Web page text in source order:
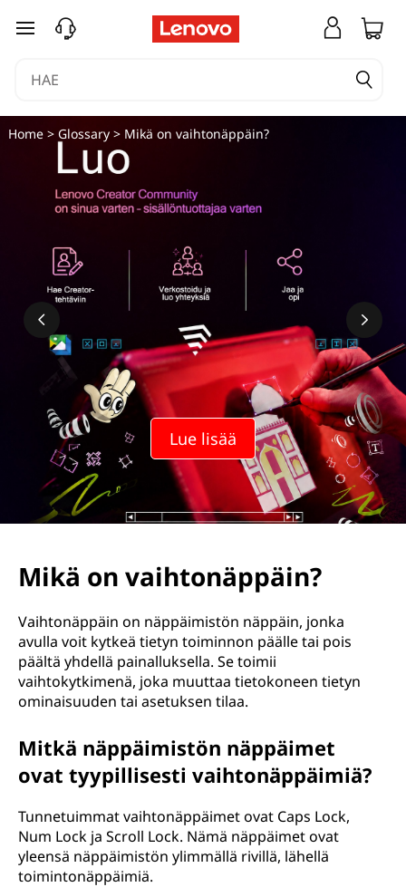
M
ä
ä
siirry pääsisältöön
Lue lisää
Home> Glossary> Mikä on vaihtonäppäin?
Mikä on vaihtonäppäin?
Vaihtonäppäin on näppäimistön näppäin, jonka
avulla voit kytkeä tietyn toiminnon päälle tai pois
päältä yhdellä painalluksella. Se toimii
vaihtokytkimenä, joka muuttaa tietokoneen tietyn
ominaisuuden tai asetuksen tilaa.
Mitkä näppäimistön näppäimet
ovat tyypillisesti vaihtonäppäimiä?
Tunnetuimmat vaihtonäppäimet ovat Caps Lock,
Num Lock ja Scroll Lock. Nämä näppäimet ovat
yleensä näppäimistön ylimmällä rivillä, lähellä
toimintonäppäimiä.